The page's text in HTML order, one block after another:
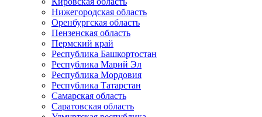
Нижегородская область
Оренбургская область
Пензенская область
Пермский край
Республика Башкортостан
Республика Марий Эл
Республика Мордовия
Республика Татарстан
Самарская область
Саратовская область